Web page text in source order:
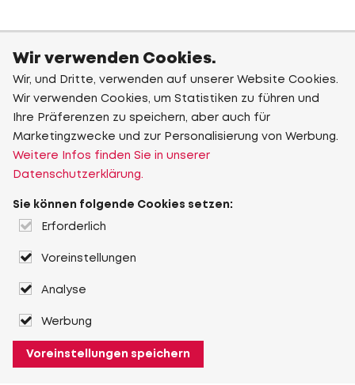
Wir verwenden Cookies.
Wir, und Dritte, verwenden auf unserer Website Cookies.
Wir verwenden Cookies, um Statistiken zu führen und
Ihre Präferenzen zu speichern, aber auch für
Marketingzwecke und zur Personalisierung von Werbung.
Weitere Infos finden Sie in unserer
Datenschutzerklärung.
Sie können folgende Cookies setzen:
Erforderlich
Voreinstellungen
Analyse
Werbung
Voreinstellungen speichern